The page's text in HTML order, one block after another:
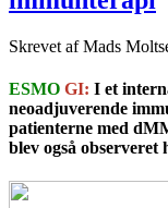
Skrevet af Mads
ESMO GI: I et
neoadjuverende
patienterne med
blev også observeret